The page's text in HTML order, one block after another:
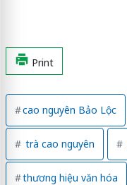
Print
cao nguyên Bảo Lộc
trà cao nguyên
thương hiệu văn hóa